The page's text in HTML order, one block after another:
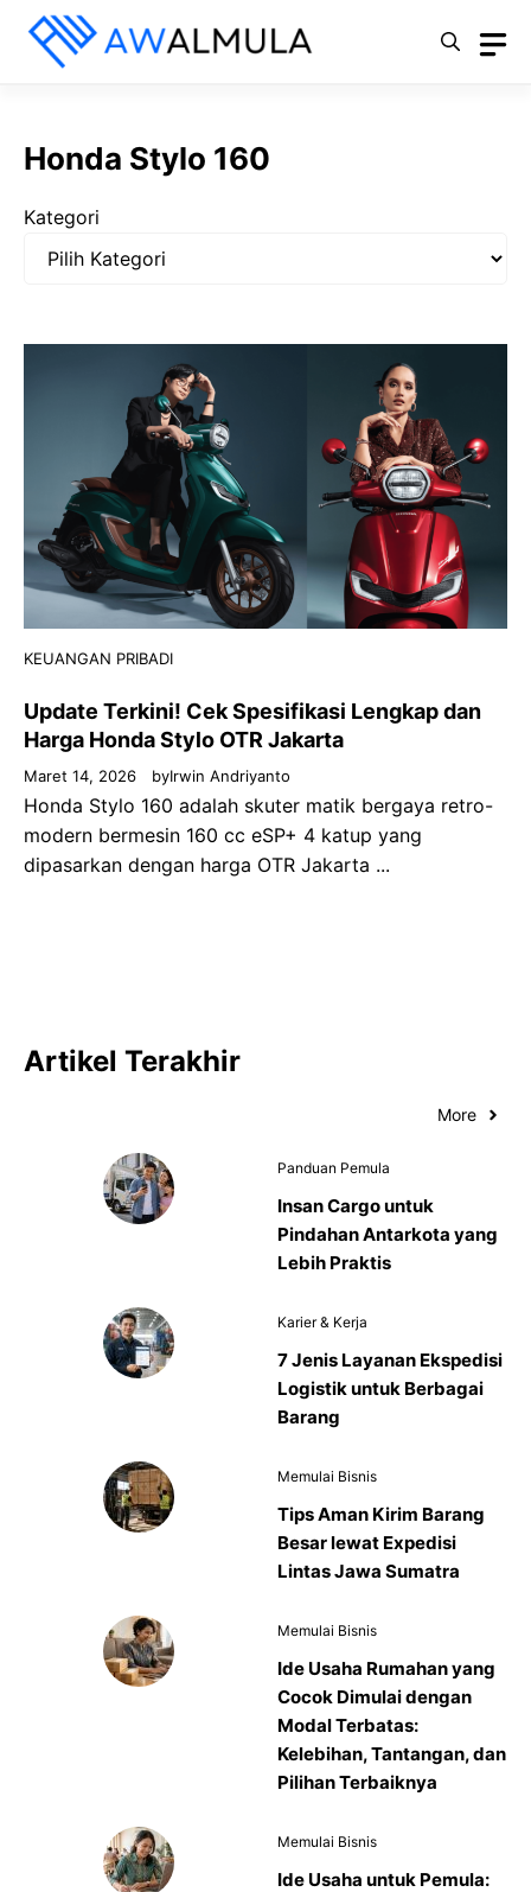
Langsung
Honda Stylo 160
Kategori
KEUANGAN PRIBADI
Update Terkini! Cek Spesifikasi Lengkap dan
Harga Honda Stylo OTR Jakarta
Maret 14, 2026 byIrwin Andriyanto
Honda Stylo 160 adalah skuter matik bergaya retro-
modern bermesin 160 cc eSP+ 4 katup yang
dipasarkan dengan harga OTR Jakarta ...
Artikel Terakhir
More
Panduan Pemula
Insan Cargo untuk
Pindahan Antarkota yang
Lebih Praktis
Karier & Kerja
7 Jenis Layanan Ekspedisi
Logistik untuk Berbagai
Barang
Memulai Bisnis
Tips Aman Kirim Barang
Besar lewat Expedisi
Lintas Jawa Sumatra
Memulai Bisnis
Ide Usaha Rumahan yang
Cocok Dimulai dengan
Modal Terbatas:
Kelebihan, Tantangan, dan
Pilihan Terbaiknya
Memulai Bisnis
Ide Usaha untuk Pemula: